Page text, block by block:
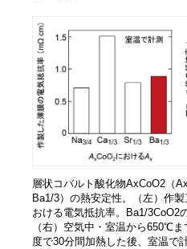
層状コバルト酸化物AxCoO2（
Ba1/3）の熱安定性。（左）作
おける電気抵抗率。Ba1/3CoO2
（右）空気中・室温から650℃
度で30分間加熱した後、室温で